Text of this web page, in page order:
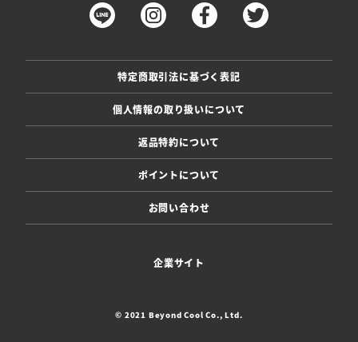
特定商取引法に基づく表記
個人情報の取り扱いについて
返品特約について
ポイントについて
お問い合わせ
企業サイト
© 2021 Beyond Cool Co., Ltd.